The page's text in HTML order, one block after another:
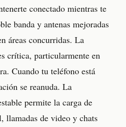
conectado mientras te
banda y antenas mejoradas
áreas concurridas. La
crítica, particularmente en
Cuando tu teléfono está
se reanuda. La
permite la carga de
llamadas de video y chats